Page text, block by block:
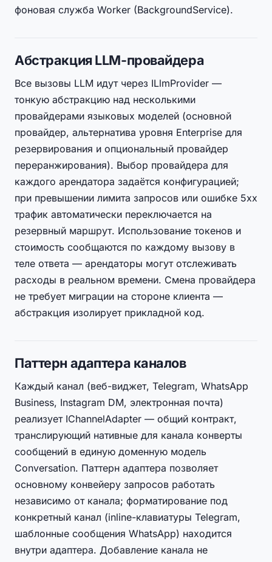
фоновая служба Worker (BackgroundService).
Абстракция LLM-провайдера
Все вызовы LLM идут через ILlmProvider —
тонкую абстракцию над несколькими
провайдерами языковых моделей (основной
провайдер, альтернатива уровня Enterprise для
резервирования и опциональный провайдер
переранжирования). Выбор провайдера для
каждого арендатора задаётся конфигурацией;
при превышении лимита запросов или ошибке 5xx
трафик автоматически переключается на
резервный маршрут. Использование токенов и
стоимость сообщаются по каждому вызову в
теле ответа — арендаторы могут отслеживать
расходы в реальном времени. Смена провайдера
не требует миграции на стороне клиента —
абстракция изолирует прикладной код.
Паттерн адаптера каналов
Каждый канал (веб-виджет, Telegram, WhatsApp
Business, Instagram DM, электронная почта)
реализует IChannelAdapter — общий контракт,
транслирующий нативные для канала конверты
сообщений в единую доменную модель
Conversation. Паттерн адаптера позволяет
основному конвейеру запросов работать
независимо от канала; форматирование под
конкретный канал (inline-клавиатуры Telegram,
шаблонные сообщения WhatsApp) находится
внутри адаптера. Добавление канала не